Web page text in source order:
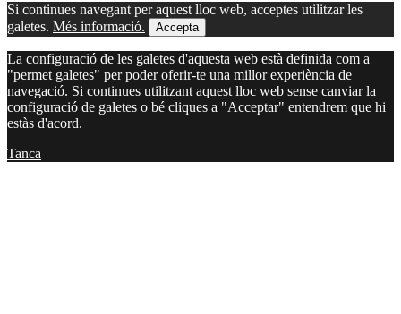
Si continues navegant per aquest lloc web, acceptes utilitzar les
galetes. Més informació. Accepta
La configuració de les galetes d'aquesta web està definida com a
"permet galetes" per poder oferir-te una millor experiència de
navegació. Si continues utilitzant aquest lloc web sense canviar la
configuració de galetes o bé cliques a "Acceptar" entendrem que hi
estàs d'acord.
Tanca